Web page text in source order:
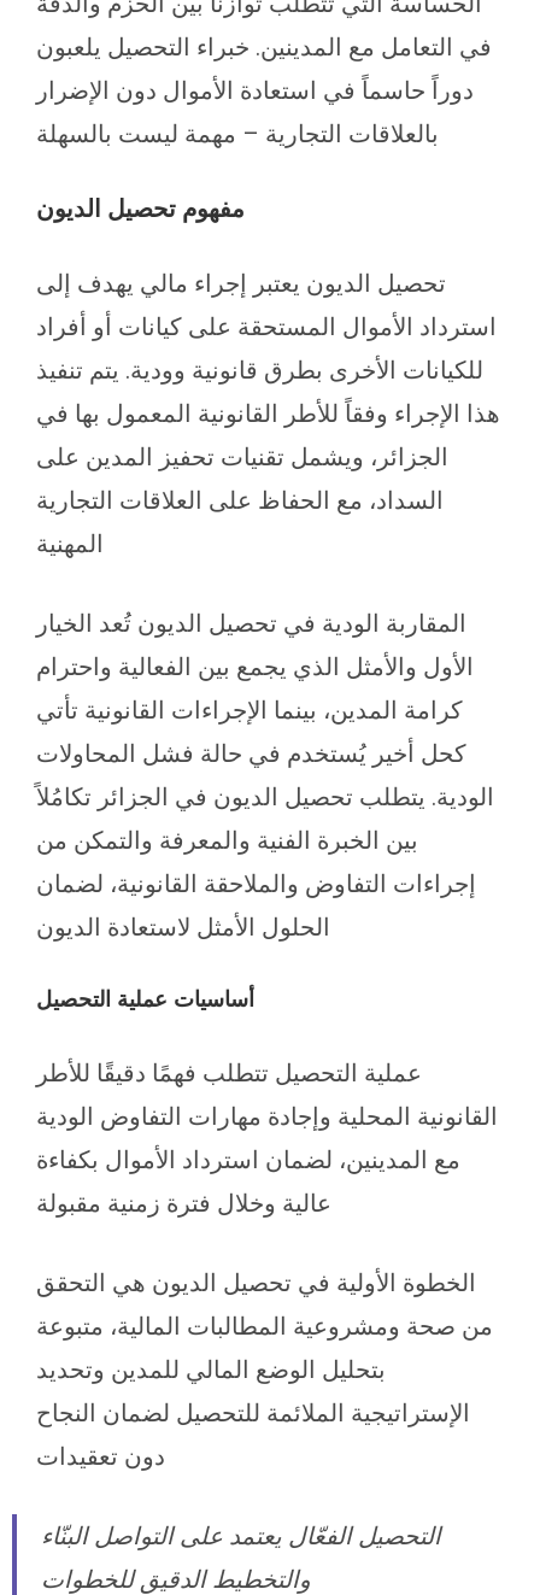
في التعامل مع المدينين. خبراء التحصيل يلعبون
دوراً حاسماً في استعادة الأموال دون الإضرار
بالعلاقات التجارية – مهمة ليست بالسهلة
مفهوم تحصيل الديون
تحصيل الديون يعتبر إجراء مالي يهدف إلى
استرداد الأموال المستحقة على كيانات أو أفراد
للكيانات الأخرى بطرق قانونية وودية. يتم تنفيذ
هذا الإجراء وفقاً للأطر القانونية المعمول بها في
الجزائر، ويشمل تقنيات تحفيز المدين على
السداد، مع الحفاظ على العلاقات التجارية
المهنية
المقاربة الودية في تحصيل الديون تُعد الخيار
الأول والأمثل الذي يجمع بين الفعالية واحترام
كرامة المدين، بينما الإجراءات القانونية تأتي
كحل أخير يُستخدم في حالة فشل المحاولات
الودية. يتطلب تحصيل الديون في الجزائر تكامُلاً
بين الخبرة الفنية والمعرفة والتمكن من
إجراءات التفاوض والملاحقة القانونية، لضمان
الحلول الأمثل لاستعادة الديون
أساسيات عملية التحصيل
عملية التحصيل تتطلب فهمًا دقيقًا للأطر
القانونية المحلية وإجادة مهارات التفاوض الودية
مع المدينين، لضمان استرداد الأموال بكفاءة
عالية وخلال فترة زمنية مقبولة
الخطوة الأولية في تحصيل الديون هي التحقق
من صحة ومشروعية المطالبات المالية، متبوعة
بتحليل الوضع المالي للمدين وتحديد
الإستراتيجية الملائمة للتحصيل لضمان النجاح
دون تعقيدات
التحصيل الفعّال يعتمد على التواصل البنّاء
والتخطيط الدقيق للخطوات